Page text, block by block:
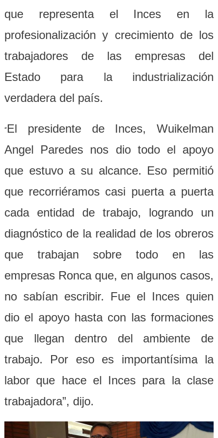
que representa el Inces en la
profesionalización y crecimiento de los
trabajadores de las empresas del
Estado para la industrialización
verdadera del país.
“El presidente de Inces, Wuikelman
Angel Paredes nos dio todo el apoyo
que estuvo a su alcance. Eso permitió
que recorriéramos casi puerta a puerta
cada entidad de trabajo, logrando un
diagnóstico de la realidad de los obreros
que trabajan sobre todo en las
empresas Ronca que, en algunos casos,
no sabían escribir. Fue el Inces quien
dio el apoyo hasta con las formaciones
que llegan dentro del ambiente de
trabajo. Por eso es importantísima la
labor que hace el Inces para la clase
trabajadora”, dijo.